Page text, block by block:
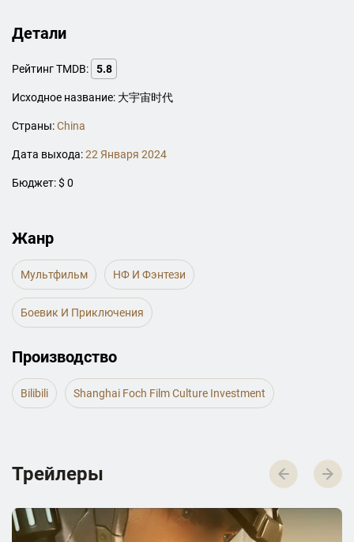
Детали
Рейтинг TMDB: 5.8
Исходное название: 大宇宙时代
Страны:China
Дата выхода:22 Января 2024
Бюджет: $ 0
Жанр
Мультфильм НФ И Фэнтези
Боевик И Приключения
Производство
Bilibili Shanghai Foch Film Culture Investment
Трейлеры